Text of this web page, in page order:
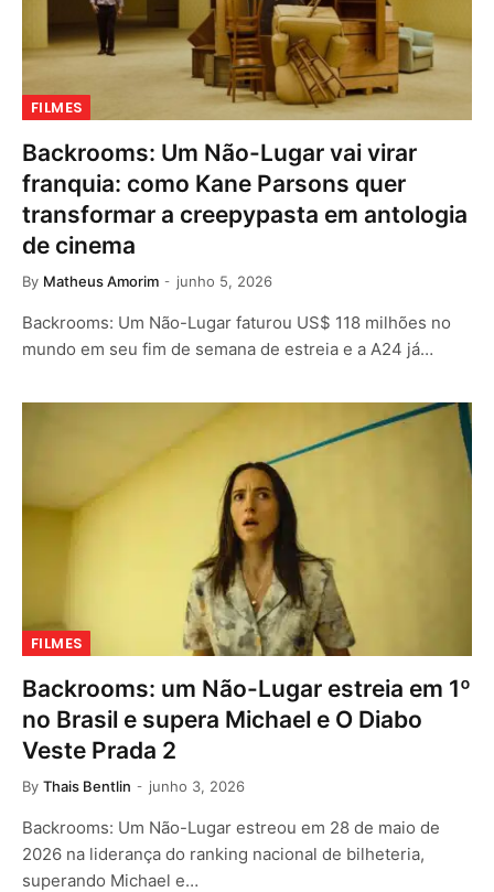
FILMES
Backrooms: Um Não-Lugar vai virar
franquia: como Kane Parsons quer
transformar a creepypasta em antologia
de cinema
By Matheus Amorim junho 5, 2026
Backrooms: Um Não-Lugar faturou US$ 118 milhões no
mundo em seu fim de semana de estreia e a A24 já…
FILMES
Backrooms: um Não-Lugar estreia em 1º
no Brasil e supera Michael e O Diabo
Veste Prada 2
By Thais Bentlin junho 3, 2026
Backrooms: Um Não-Lugar estreou em 28 de maio de
2026 na liderança do ranking nacional de bilheteria,
superando Michael e…